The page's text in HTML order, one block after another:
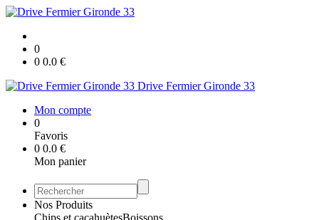
0
0 0.0 €
Drive Fermier Gironde 33
Mon compte
0
Favoris
0 0.0 €
Mon panier
Nos Produits
Chips et cacahuètesBoissons